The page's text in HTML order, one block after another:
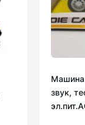
Машина
звук,